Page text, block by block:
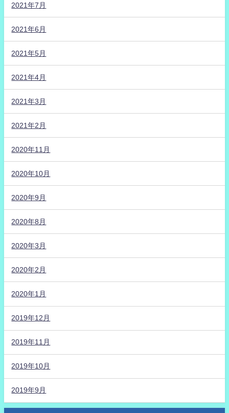
2021年7月
2021年6月
2021年5月
2021年4月
2021年3月
2021年2月
2020年11月
2020年10月
2020年9月
2020年8月
2020年3月
2020年2月
2020年1月
2019年12月
2019年11月
2019年10月
2019年9月